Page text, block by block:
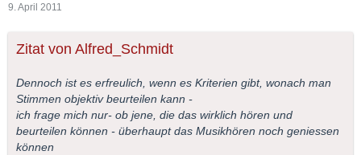
9. April 2011
Zitat von Alfred_Schmidt
Dennoch ist es erfreulich, wenn es Kriterien gibt, wonach man
Stimmen objektiv beurteilen kann -
ich frage mich nur- ob jene, die das wirklich hören und
beurteilen können - überhaupt das Musikhören noch geniessen
können